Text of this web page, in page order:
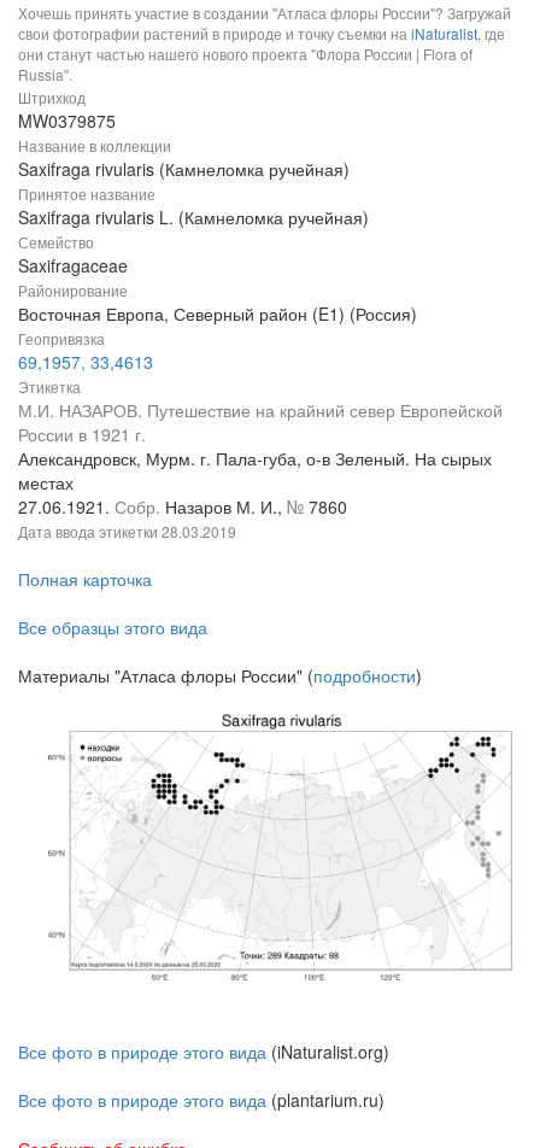
Хочешь принять участие в создании "Атласа флоры России"? Загружай
свои фотографии растений в природе и точку съемки на iNaturalist, где
они станут частью нашего нового проекта "Флора России | Flora of
Russia".
Штрихкод
MW0379875
Название в коллекции
Saxifraga rivularis (Камнеломка ручейная)
Принятое название
Saxifraga rivularis L. (Камнеломка ручейная)
Семейство
Saxifragaceae
Районирование
Восточная Европа, Северный район (E1) (Россия)
Геопривязка
69,1957, 33,4613
Этикетка
М.И. НАЗАРОВ. Путешествие на крайний север Европейской
России в 1921 г.
Александровск, Мурм. г. Пала-губа, о-в Зеленый. На сырых
местах
27.06.1921. Собр. Назаров М. И., № 7860
Дата ввода этикетки 28.03.2019
Полная карточка
Все образцы этого вида
Материалы "Атласа флоры России" (подробности)
Все фото в природе этого вида (iNaturalist.org)
Все фото в природе этого вида (plantarium.ru)